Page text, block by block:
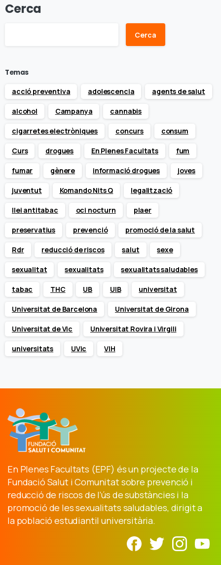
Cerca
Cerca
Temas
acció preventiva
adolescencia agents de salut
alcohol Campanya cannabis
cigarretes electròniques concurs consum
Curs drogues En Plenes Facultats fum
fumar gènere informació drogues joves
juventut Komando Nits Q legalització
llei antitabac oci nocturn plaer
preservatius prevenció promoció de la salut
Rdr reducció de riscos salut sexe
sexualitat sexualitats sexualitats saludables
tabac THC UB UIB universitat
Universitat de Barcelona Universitat de Girona
Universitat de Vic Universitat Rovira i Virgili
universitats UVic VIH
En Plenes Facultats (EPF) és un projecte de la
Fundació Salut i Comunitat sobre prevenció i
reducció de riscos de l’ús de substàncies i la
promoció de les sexualitats saludables, dirigit a
la població estudiantil universitària.